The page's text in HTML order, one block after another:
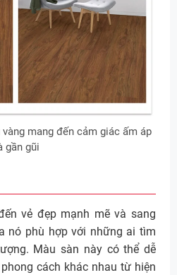
vàng mang đến cảm giác ấm áp
gần gũi
vẻ đẹp mạnh mẽ và sang
nó phù hợp với những ai tìm
Màu sàn này có thể dễ
cách khác nhau từ hiện